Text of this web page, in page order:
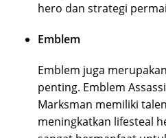
hero dan strategi
Emblem
Emblem juga
penting. Emblem
Marksman memiliki
meningkatkan lifesteal